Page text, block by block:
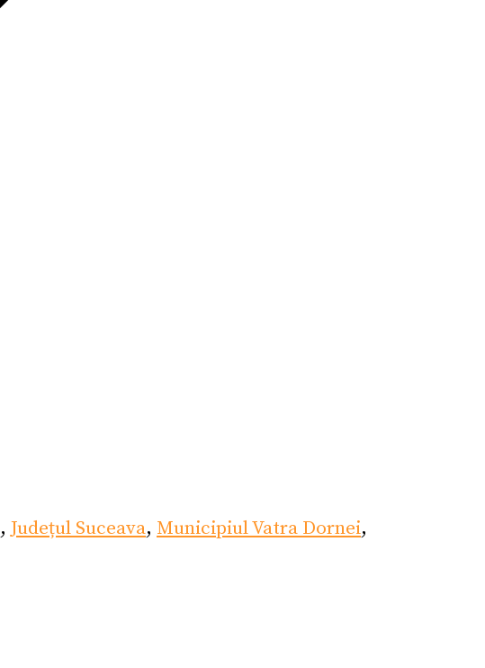
, Județul Suceava, Municipiul Vatra Dornei,